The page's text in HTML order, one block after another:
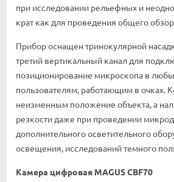
при исследовании рельефных и
крат как для проведения общего
Прибор оснащен тринокулярной
третий вертикальный канал для
позиционирование микроскопа в
пользователям, работающим в очках.
неизменным положение объекта, а
резкости даже при проведении
дополнительного осветительного
освещения, исследований темного
Камера цифровая MAGUS CBF70